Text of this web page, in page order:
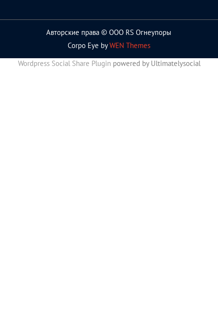
Авторские права © ООО RS Огнеупоры
Corpo Eye byWEN Themes
Wordpress Social Share Plugin powered by Ultimatelysocial